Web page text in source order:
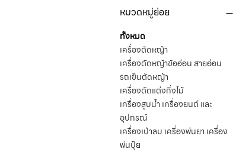
หมวดหมู่ย่อย
ทั้งหมด
เครื่องตัดหญ้า
เครื่องตัดหญ้าข้ออ่อน สายอ่อน
รถเข็นตัดหญ้า
เครื่องตัดแต่งกิ่งไม้
เครื่องสูบน้ำ เครื่องยนต์ และ
อุปกรณ์
เครื่องเป่าลม เครื่องพ่นยา เครื่อง
พ่นปุ๋ย